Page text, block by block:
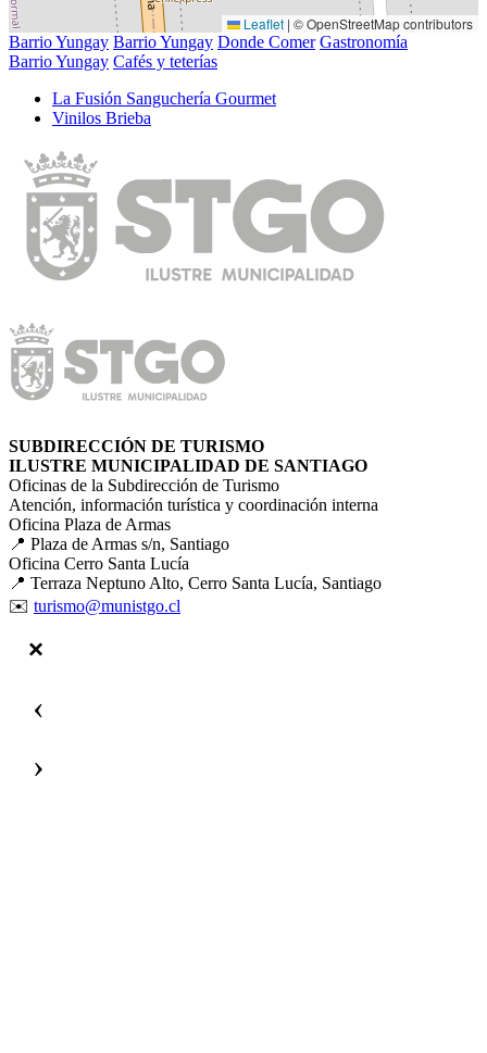
Leaflet | © OpenStreetMap contributors
Barrio Yungay Barrio Yungay Donde Comer Gastronomía
Barrio Yungay Cafés y teterías
La Fusión Sangucherí­a Gourmet
Vinilos Brieba
SUBDIRECCIÓN DE TURISMO
ILUSTRE MUNICIPALIDAD DE SANTIAGO
Oficinas de la Subdirección de Turismo
Atención, información turística y coordinación interna
Oficina Plaza de Armas
📍 Plaza de Armas s/n, Santiago
Oficina Cerro Santa Lucía
📍 Terraza Neptuno Alto, Cerro Santa Lucía, Santiago
✉️ turismo@munistgo.cl
‹
›